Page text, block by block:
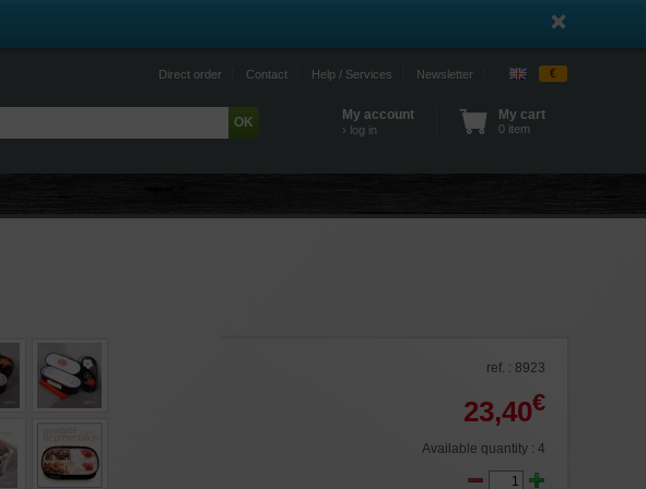
Direct order Contact Help / Services Newsletter €
My account
› log in
My cart
0 item
ref. : 8923
23,40€
Available quantity : 4